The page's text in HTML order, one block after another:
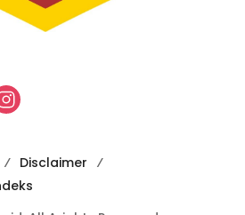
Disclaimer